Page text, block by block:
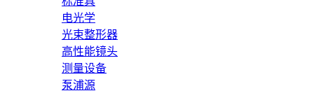
电光学
光束整形器
高性能镜头
测量设备
泵浦源